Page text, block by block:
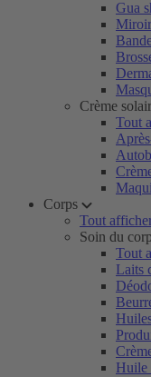
Gua
Crème
Tout
Corps
Tout
Soin du
Tout
Laits
Huile